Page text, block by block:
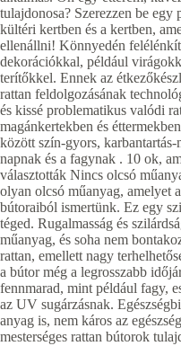
tulajdonosa? Szerezzen be egy
kültéri kertben és a kertben,
ellenállni! Könnyedén
dekorációkkal, például
terítőkkel. Ennek az
rattan feldolgozásának
és kissé problematikus valódi
magánkertekben és
között szín-gyors, karbantartás-
napnak és a fagynak . 10 ok,
választották Nincs olcsó
olyan olcsó műanyag, amelyet
bútoraiból ismertünk. Ez egy
téged. Rugalmasság és
műanyag, és soha nem
rattan, emellett nagy
a bútor még a legrosszabb
fennmarad, mint például fagy,
az UV sugárzásnak.
anyag is, nem káros az
mesterséges rattan bútorok